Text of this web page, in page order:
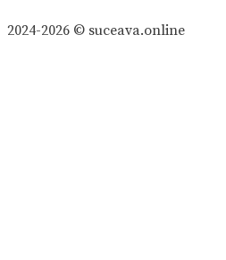
2024-2026 © suceava.online